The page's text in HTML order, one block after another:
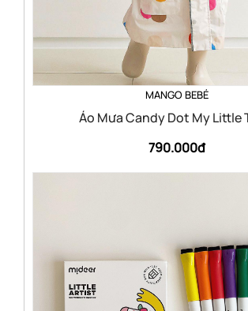
MANGO BEBÉ
Áo Mưa Candy Dot My Little
790.000đ